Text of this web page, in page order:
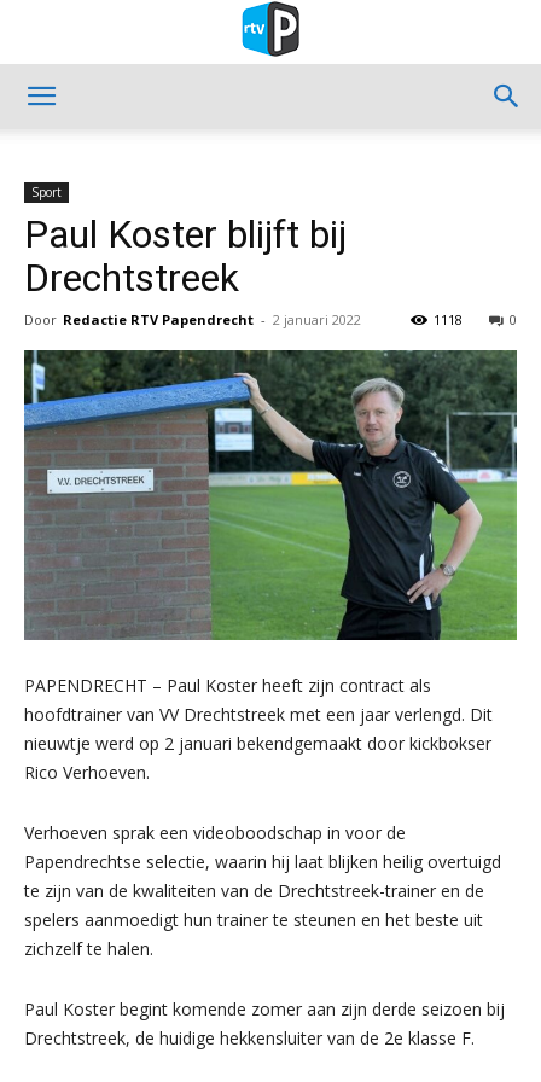
Sport
Paul Koster blijft bij
Drechtstreek
Door Redactie RTV Papendrecht - 2 januari 2022 0
1118
PAPENDRECHT – Paul Koster heeft zijn contract als
hoofdtrainer van VV Drechtstreek met een jaar verlengd. Dit
nieuwtje werd op 2 januari bekendgemaakt door kickbokser
Rico Verhoeven.
Verhoeven sprak een videoboodschap in voor de
Papendrechtse selectie, waarin hij laat blijken heilig overtuigd
te zijn van de kwaliteiten van de Drechtstreek-trainer en de
spelers aanmoedigt hun trainer te steunen en het beste uit
zichzelf te halen.
Paul Koster begint komende zomer aan zijn derde seizoen bij
Drechtstreek, de huidige hekkensluiter van de 2e klasse F.